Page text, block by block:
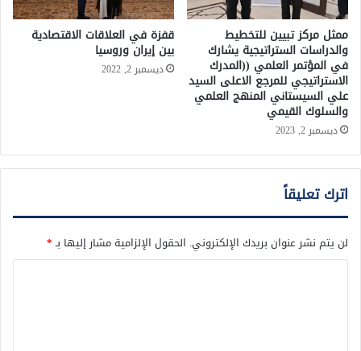
ممثل مركز تبيين للتخطيط
والدراسات الستراتيجية يشارك
في المؤتمر العلمي ((المدرك
الاستراتيجي للمرجع الاعلى السيد
علي السيستاني المنهج العلمي
والسلوك القيمي
ديسمبر 2, 2023
قفزة في العلاقات الاقتصادية
بين إيران وروسيا
ديسمبر 2, 2022
اترك تعليقاً
لن يتم نشر عنوان بريدك الإلكتروني. الحقول الإلزامية مشار إليها بـ*